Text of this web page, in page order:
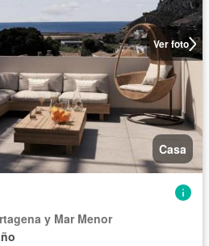
Ver foto
Casa
y Mar Menor